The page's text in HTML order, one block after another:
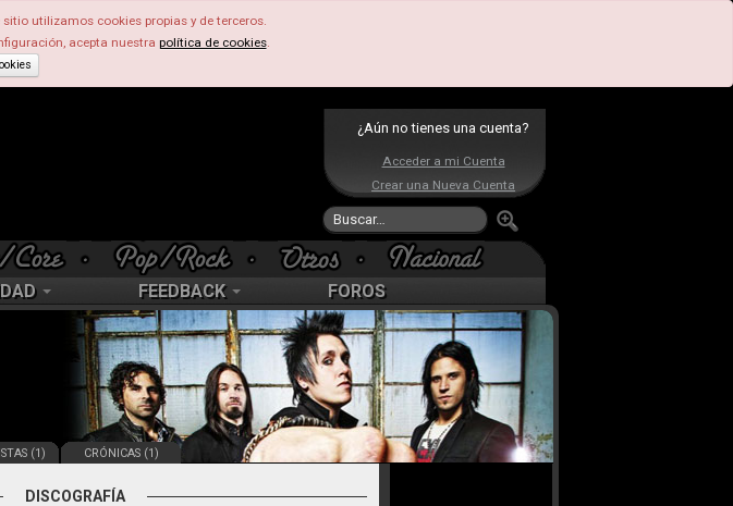
utilizamos cookies propias y de terceros.
acepta nuestra política de cookies.
¿Aún no tienes una cuenta?
Acceder a mi Cuenta
Crear una Nueva Cuenta
FEEDBACK FOROS
(1) CRÓNICAS (1)
DISCOGRAFÍA